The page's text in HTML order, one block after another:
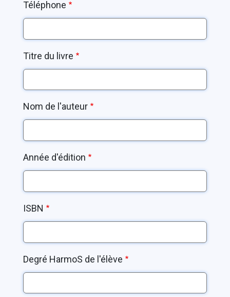
Téléphone
Titre du livre
Nom de l'auteur
Année d'édition
ISBN
Degré HarmoS de l'élève